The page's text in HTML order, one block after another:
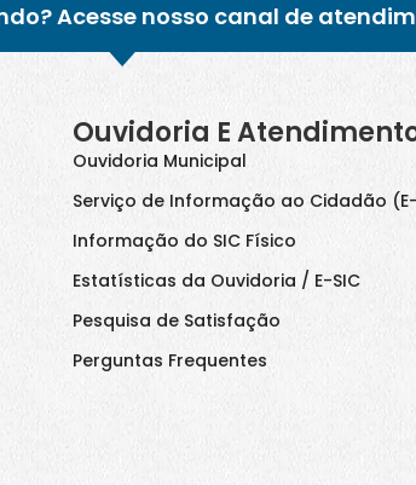
Acesse nosso canal de
Ouvidoria E
Ouvidoria Municipal
Serviço de Informação ao Cidadão
Informação do SIC Físico
Estatísticas da Ouvidoria / E-SIC
Pesquisa de Satisfação
Perguntas Frequentes